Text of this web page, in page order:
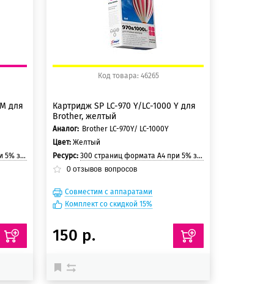
для
Код товара: 46265
Картридж SP LC-970 Y/LC-1000 Y для
Brother, желтый
Аналог: Brother LC-970Y/ LC-1000Y
Цвет: Желтый
Ресурс: 300 страниц формата А4 при 5% заполнении страницы
0 отзывов вопросов
Совместим с аппаратами
Комплект со скидкой 15%
150 р.